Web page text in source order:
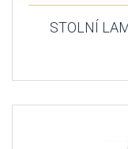
STOLNÍ